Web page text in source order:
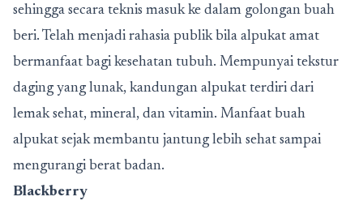
sehingga secara teknis masuk ke dalam golongan buah
beri. Telah menjadi rahasia publik bila alpukat amat
bermanfaat bagi kesehatan tubuh. Mempunyai tekstur
daging yang lunak, kandungan alpukat terdiri dari
lemak sehat, mineral, dan vitamin. Manfaat buah
alpukat sejak membantu jantung lebih sehat sampai
mengurangi berat badan.
Blackberry